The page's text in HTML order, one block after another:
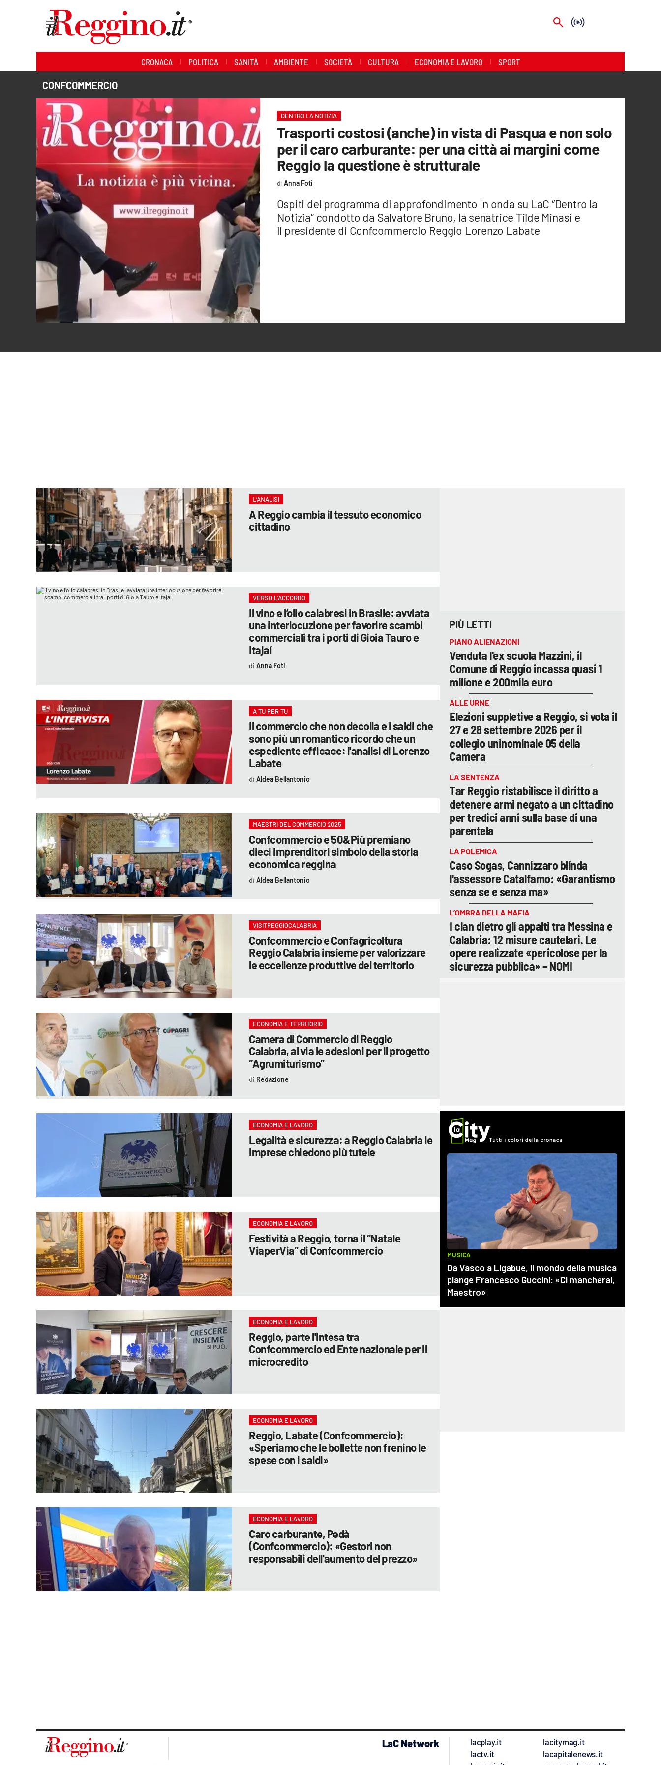
Economia e lavoro
Streaming
cosenzachannel.it
ilvibonese.it
catanzarochannel.it
lacapitalenews.it
Vai
CRONACA POLITICA SANITÀ AMBIENTE SOCIETÀ CULTURA ECONOMIA E LAVORO SPORT
CONFCOMMERCIO
DENTRO LA NOTIZIA
Trasporti costosi (anche) in vista di Pasqua e non solo
per il caro carburante: per una città ai margini come
Reggio la questione è strutturale
Ospiti del programma di approfondimento in onda su LaC “Dentro la
Notizia” condotto da Salvatore Bruno, la senatrice Tilde Minasi e
il presidente di Confcommercio Reggio Lorenzo Labate
Anna Foti
L’ANALISI
A Reggio cambia il tessuto economico
cittadino
VERSO L’ACCORDO
Il vino e l’olio calabresi in Brasile: avviata
una interlocuzione per favorire scambi
commerciali tra i porti di Gioia Tauro e
Itajaí
Anna Foti
A TU PER TU
Il commercio che non decolla e i saldi che
sono più un romantico ricordo che un
espediente efficace: l'analisi di Lorenzo
Labate
Aldea Bellantonio
MAESTRI DEL COMMERCIO 2025
Confcommercio e 50&Più premiano
dieci imprenditori simbolo della storia
economica reggina
Aldea Bellantonio
VISITREGGIOCALABRIA
Confcommercio e Confagricoltura
Reggio Calabria insieme per valorizzare
le eccellenze produttive del territorio
ECONOMIA E TERRITORIO
Camera di Commercio di Reggio
Calabria, al via le adesioni per il progetto
“Agrumiturismo”
Redazione
ECONOMIA E LAVORO
Legalità e sicurezza: a Reggio Calabria le
imprese chiedono più tutele
ECONOMIA E LAVORO
Festività a Reggio, torna il “Natale
ViaperVia” di Confcommercio
ECONOMIA E LAVORO
Reggio, parte l'intesa tra
Confcommercio ed Ente nazionale per il
microcredito
ECONOMIA E LAVORO
Reggio, Labate (Confcommercio):
«Speriamo che le bollette non frenino le
spese con i saldi»
ECONOMIA E LAVORO
Caro carburante, Pedà
(Confcommercio): «Gestori non
responsabili dell'aumento del prezzo»
PIÙ LETTI
PIANO ALIENAZIONI
Venduta l'ex scuola Mazzini, il
Comune di Reggio incassa quasi 1
milione e 200mila euro
ALLE URNE
Elezioni suppletive a Reggio, si vota il
27 e 28 settembre 2026 per il
collegio uninominale 05 della
Camera
LA SENTENZA
Tar Reggio ristabilisce il diritto a
detenere armi negato a un cittadino
per tredici anni sulla base di una
parentela
LA POLEMICA
Caso Sogas, Cannizzaro blinda
l'assessore Catalfamo: «Garantismo
senza se e senza ma»
L’OMBRA DELLA MAFIA
I clan dietro gli appalti tra Messina e
Calabria: 12 misure cautelari. Le
opere realizzate «pericolose per la
sicurezza pubblica» – NOMI
LaC Network
lacplay.it
lactv.it
lacitymag.it
lacapitalenews.it